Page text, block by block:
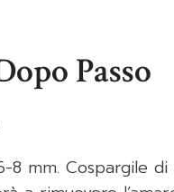
Passo
8 mm. Cospargile